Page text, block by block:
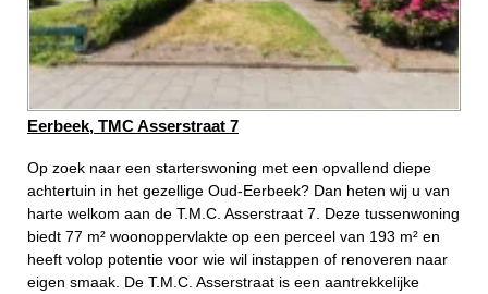
Eerbeek, TMC Asserstraat 7
Op zoek naar een starterswoning met een opvallend diepe
achtertuin in het gezellige Oud-Eerbeek? Dan heten wij u van
harte welkom aan de T.M.C. Asserstraat 7. Deze tussenwoning
biedt 77 m² woonoppervlakte op een perceel van 193 m² en
heeft volop potentie voor wie wil instappen of renoveren naar
eigen smaak. De T.M.C. Asserstraat is een aantrekkelijke